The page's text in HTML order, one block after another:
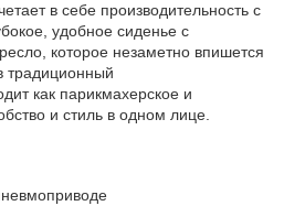
в себе производительность с
удобное сиденье с
которое незаметно впишется
традиционный
как парикмахерское и
и стиль в одном лице.